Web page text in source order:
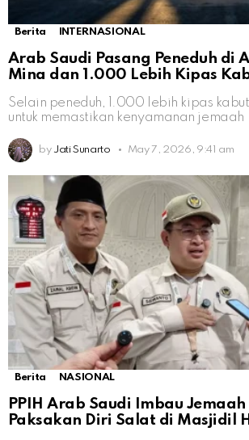
Berita INTERNASIONAL
Arab Saudi Pasang Peneduh di
Mina dan 1.000 Lebih Kipas
Selain peneduh, 1.000 lebih kipas
untuk memastikan kenyamanan jemaah
by Jati Sunarto May 7, 2026, 9:41 am
Berita NASIONAL
PPIH Arab Saudi Imbau
Paksakan Diri Salat di Masjidil